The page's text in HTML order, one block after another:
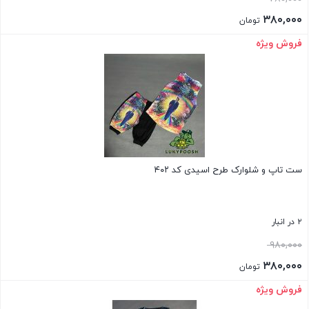
اصلی:۳۸۰,۰۰۰ تومان
قیمت
بستن
فروش ویژه
ست تاپ و شلوارک طرح اسیدی کد ۴۰۲
۲ در انبار
۹۸۰,۰۰۰قیمت
اصلی:۳۸۰,۰۰۰ تومان
قیمت
بستن
فروش ویژه